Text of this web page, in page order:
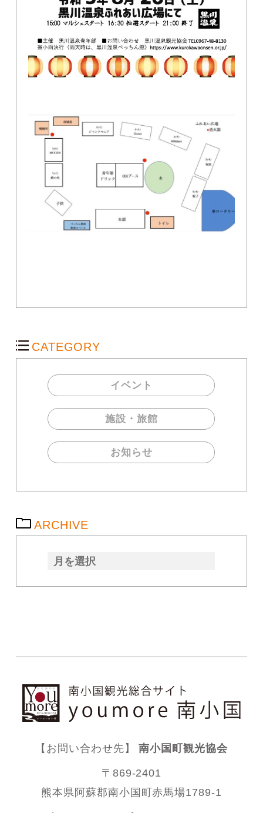
CATEGORY
イベント
施設・旅館
お知らせ
ARCHIVE
【お問い合わせ先】南小国町観光協会
〒869-2401
熊本県阿蘇郡南小国町赤馬場1789-1